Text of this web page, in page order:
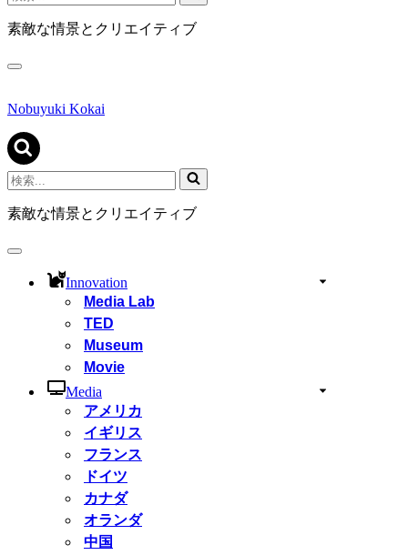
索...
素敵な情景とクリエイティブ
ナ
ゲ
シ
ョ
ン
メ
ニ
ュ
Nobuyuki Kokai
検
索...
素敵な情景とクリエイティブ
ナ
Innovation
Media Lab
TED
Museum
Movie
Media
アメリカ
イギリス
フランス
ドイツ
カナダ
オランダ
中国